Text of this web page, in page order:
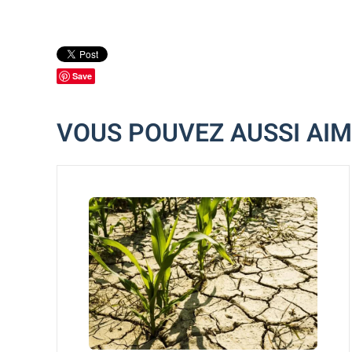
Save
VOUS POUVEZ AUSSI